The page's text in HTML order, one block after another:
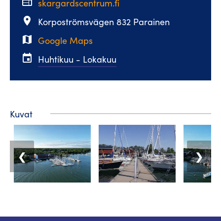
skargardscentrum.fi
place
Korpoströmsvägen 832 Parainen
map Google Maps
event Huhtikuu - Lokakuu
Kuvat
❮ ❯